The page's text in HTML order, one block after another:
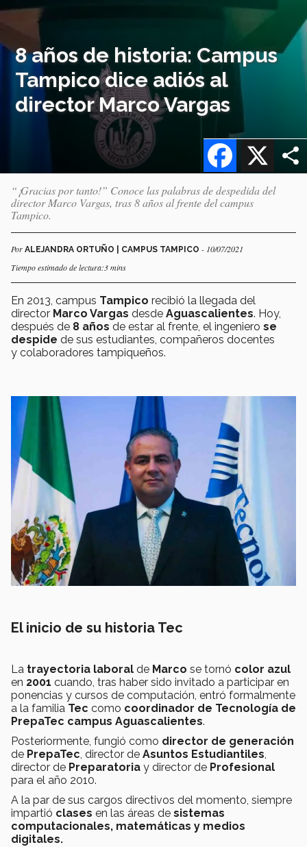
8 años de historia: Campus
Tampico dice adiós al
director Marco Vargas
X
Facebook
“¡Gracias por tanto!” Conoce las palabras de despedida del
director Marco Vargas, tras 8 años al frente del campus
Tampico.
Por ALEJANDRA ORTUÑO | CAMPUS TAMPICO - 10/07/2021
Tiempo estimado de lectura:3 mins
En 2013, campus Tampico recibió la llegada del
director Marco Vargas desde Aguascalientes. Hoy,
después de 8 años de estar al frente, el ingeniero se
despide de sus estudiantes, compañeros docentes
y colaboradores tampiqueños.
El inicio de su historia Tec
La trayectoria laboral de Marco se tornó color azul
en 2001 cuando, tras haber sido invitado a participar en
ponencias y cursos de computación, entró formalmente
a la familia Tec como coordinador de Tecnología de
PrepaTec campus Aguascalientes.
Posteriormente, fungió como director de generación
de PrepaTec, director de Asuntos Estudiantiles,
director de Preparatoria y director de Profesional
para el año 2010.
A la par de sus cargos directivos del momento, siempre
impartió clases en las áreas de sistemas
computacionales, matemáticas y medios
digitales.